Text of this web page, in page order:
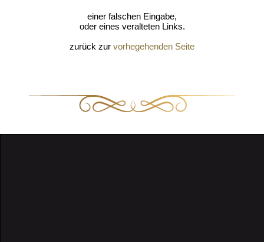
einer falschen Eingabe,
oder eines veralteten Links.
zurück zur vorhegehenden Seite